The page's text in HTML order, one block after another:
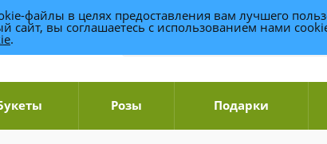
по Уфе
Розы Подарки
файлы в целях предоставления вам лучшего
сайт, вы соглашаетесь с использованием нами
.